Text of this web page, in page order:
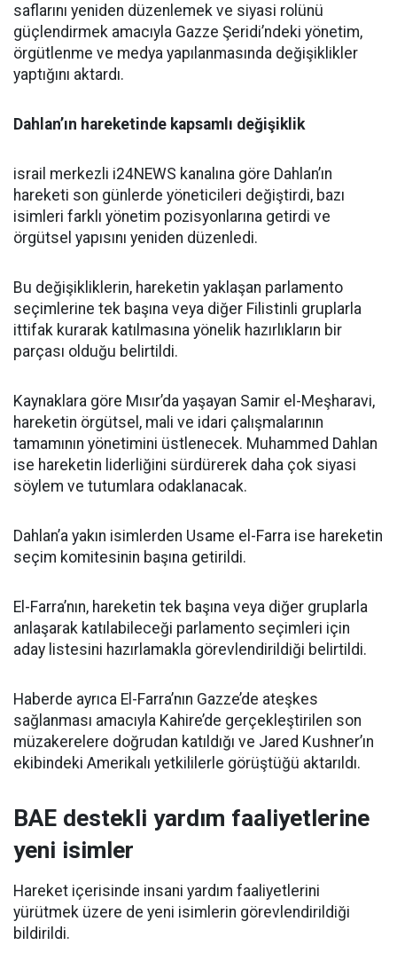
saflarını yeniden düzenlemek ve siyasi rolünü
güçlendirmek amacıyla Gazze Şeridi’ndeki yönetim,
örgütlenme ve medya yapılanmasında değişiklikler
yaptığını aktardı.
Dahlan’ın hareketinde kapsamlı değişiklik
israil merkezli i24NEWS kanalına göre Dahlan’ın
hareketi son günlerde yöneticileri değiştirdi, bazı
isimleri farklı yönetim pozisyonlarına getirdi ve
örgütsel yapısını yeniden düzenledi.
Bu değişikliklerin, hareketin yaklaşan parlamento
seçimlerine tek başına veya diğer Filistinli gruplarla
ittifak kurarak katılmasına yönelik hazırlıkların bir
parçası olduğu belirtildi.
Kaynaklara göre Mısır’da yaşayan Samir el-Meşharavi,
hareketin örgütsel, mali ve idari çalışmalarının
tamamının yönetimini üstlenecek. Muhammed Dahlan
ise hareketin liderliğini sürdürerek daha çok siyasi
söylem ve tutumlara odaklanacak.
Dahlan’a yakın isimlerden Usame el-Farra ise hareketin
seçim komitesinin başına getirildi.
El-Farra’nın, hareketin tek başına veya diğer gruplarla
anlaşarak katılabileceği parlamento seçimleri için
aday listesini hazırlamakla görevlendirildiği belirtildi.
Haberde ayrıca El-Farra’nın Gazze’de ateşkes
sağlanması amacıyla Kahire’de gerçekleştirilen son
müzakerelere doğrudan katıldığı ve Jared Kushner’ın
ekibindeki Amerikalı yetkililerle görüştüğü aktarıldı.
BAE destekli yardım faaliyetlerine
yeni isimler
Hareket içerisinde insani yardım faaliyetlerini
yürütmek üzere de yeni isimlerin görevlendirildiği
bildirildi.